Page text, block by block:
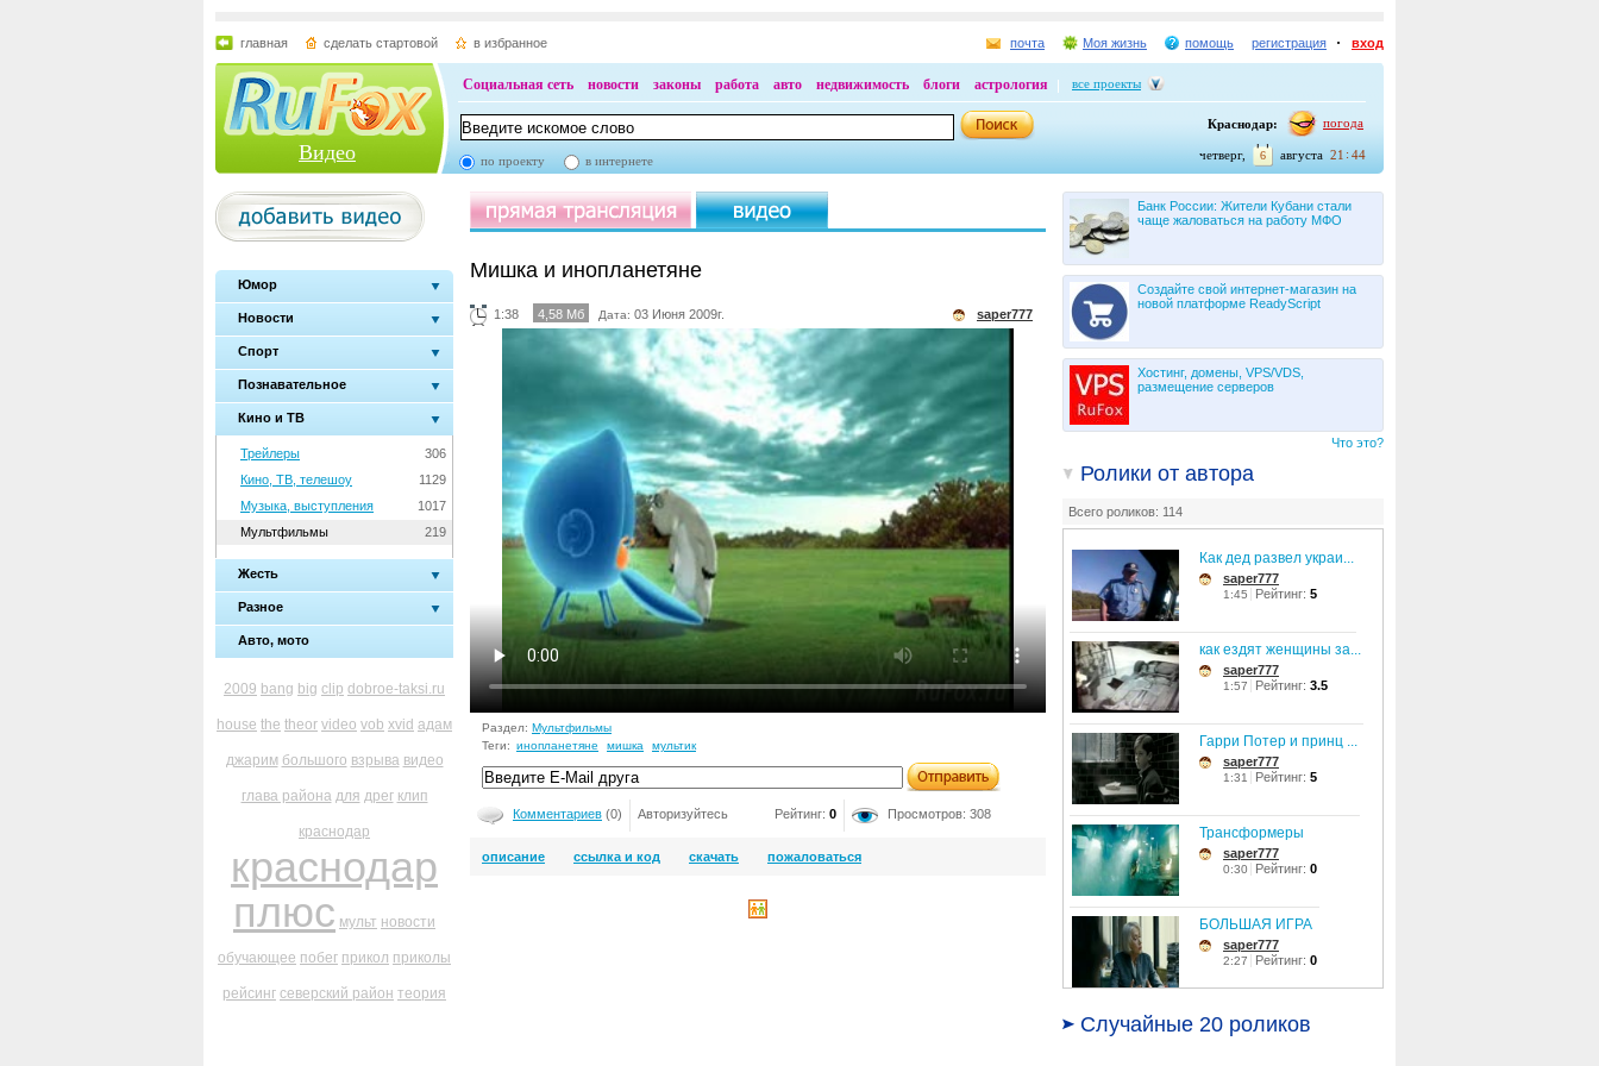
главная сделать стартовой в избранное почта Моя жизнь помощь регистрация вход
Видео
Социальная сеть новости законы работа авто недвижимость блоги астрология все проекты
Краснодар: погода
21 : 44
августа
6
четверг,
по проекту в интернете
Юмор
Новости
Спорт
Познавательное
Кино и ТВ
306
Трейлеры
1129
Кино, ТВ, телешоу
1017
Музыка, выступления
219
Мультфильмы
Жесть
Разное
Авто, мото
2009 bang big clip dobroe-taksi.ru
house the theor video vob xvid адам
джарим большого взрыва видео
глава района для дрег клип
краснодар
краснодар
плюс мульт новости
обучающее побег прикол приколы
рейсинг северский район теория
Банк России: Жители Кубани стали
чаще жаловаться на работу МФО
Создайте свой интернет-магазин на
новой платформе ReadyScript
Хостинг, домены, VPS/VDS,
размещение серверов
Что это?
Ролики от автора
Всего роликов: 114
Как дед развел украи...
saper777
1:45 Рейтинг: 5
как ездят женщины за...
saper777
1:57 Рейтинг: 3.5
Гарри Потер и принц ...
saper777
1:31 Рейтинг: 5
Трансформеры
saper777
0:30 Рейтинг: 0
БОЛЬШАЯ ИГРА
saper777
2:27 Рейтинг: 0
Мультик Маски ШОУ
saper777
Случайные 20 роликов
Мишка и инопланетяне
1:38 4,58 Мб Дата: 03 Июня 2009г. saper777
Раздел: Мультфильмы
Теги: инопланетяне мишка мультик
Комментариев (0) Авторизуйтесь Рейтинг: 0 Просмотров: 308
описание ссылка и код скачать пожаловаться